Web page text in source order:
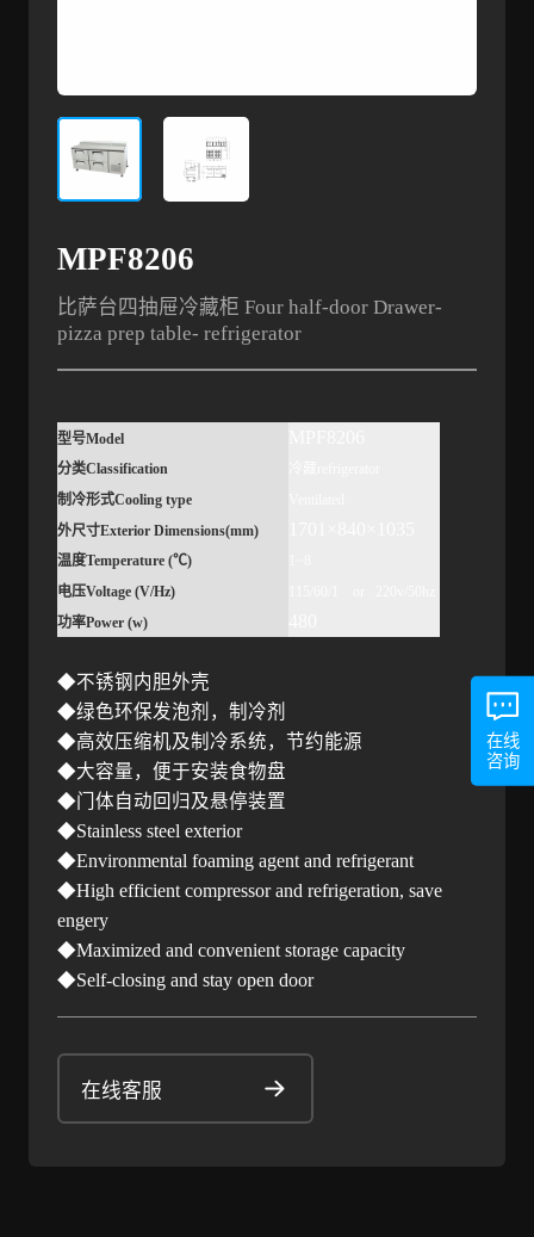
MPF8206
比萨台四抽屉冷藏柜 Four half-door Drawer-
pizza prep table- refrigerator
型号Model
分类Classification
制冷形式Cooling type
外尺寸Exterior Dimensions(mm)
温度Temperature (℃)
电压Voltage (V/Hz)
功率Power (w)
◆不锈钢内胆外壳
◆绿色环保发泡剂，制冷剂
◆高效压缩机及制冷系统，节约能源
◆大容量，便于安装食物盘
◆门体自动回归及悬停装置
◆Stainless steel exterior
◆Environmental foaming agent and refrigerant
◆High efficient compressor and refrigeration, save
engery
◆Maximized and convenient storage capacity
◆Self-closing and stay open door
在线客服
在线
咨询